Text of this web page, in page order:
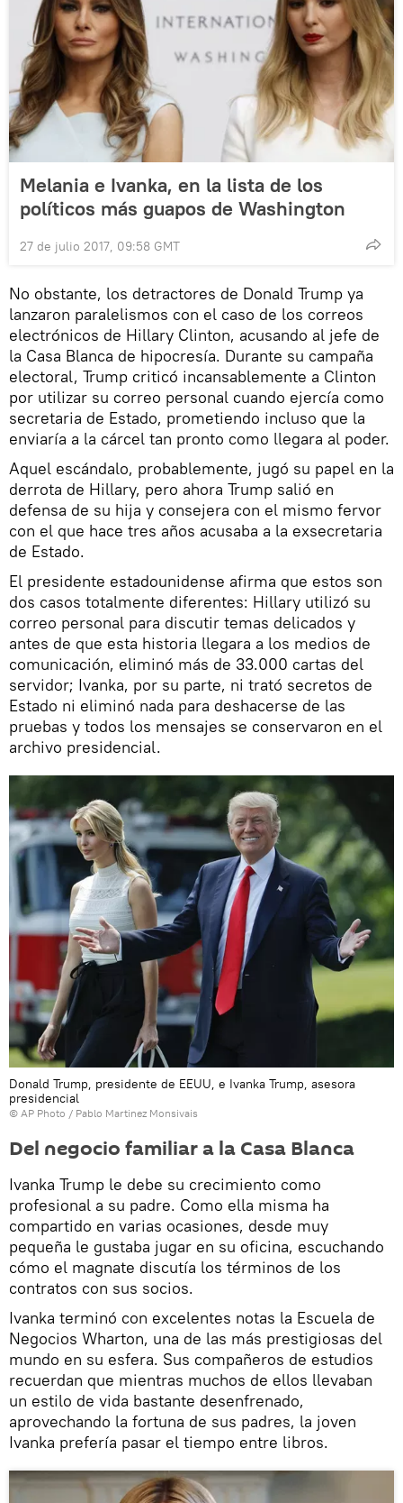
Melania e Ivanka, en la lista de los
políticos más guapos de Washington
27 de julio 2017, 09:58 GMT
No obstante, los detractores de Donald Trump ya
lanzaron paralelismos con el caso de los correos
electrónicos de Hillary Clinton, acusando al jefe de
la Casa Blanca de hipocresía. Durante su campaña
electoral, Trump criticó incansablemente a Clinton
por utilizar su correo personal cuando ejercía como
secretaria de Estado, prometiendo incluso que la
enviaría a la cárcel tan pronto como llegara al poder.
Aquel escándalo, probablemente, jugó su papel en la
derrota de Hillary, pero ahora Trump salió en
defensa de su hija y consejera con el mismo fervor
con el que hace tres años acusaba a la exsecretaria
de Estado.
El presidente estadounidense afirma que estos son
dos casos totalmente diferentes: Hillary utilizó su
correo personal para discutir temas delicados y
antes de que esta historia llegara a los medios de
comunicación, eliminó más de 33.000 cartas del
servidor; Ivanka, por su parte, ni trató secretos de
Estado ni eliminó nada para deshacerse de las
pruebas y todos los mensajes se conservaron en el
archivo presidencial.
Donald Trump, presidente de EEUU, e Ivanka Trump, asesora
presidencial
© AP Photo / Pablo Martinez Monsivais
Del negocio familiar a la Casa Blanca
Ivanka Trump le debe su crecimiento como
profesional a su padre. Como ella misma ha
compartido en varias ocasiones, desde muy
pequeña le gustaba jugar en su oficina, escuchando
cómo el magnate discutía los términos de los
contratos con sus socios.
Ivanka terminó con excelentes notas la Escuela de
Negocios Wharton, una de las más prestigiosas del
mundo en su esfera. Sus compañeros de estudios
recuerdan que mientras muchos de ellos llevaban
un estilo de vida bastante desenfrenado,
aprovechando la fortuna de sus padres, la joven
Ivanka prefería pasar el tiempo entre libros.